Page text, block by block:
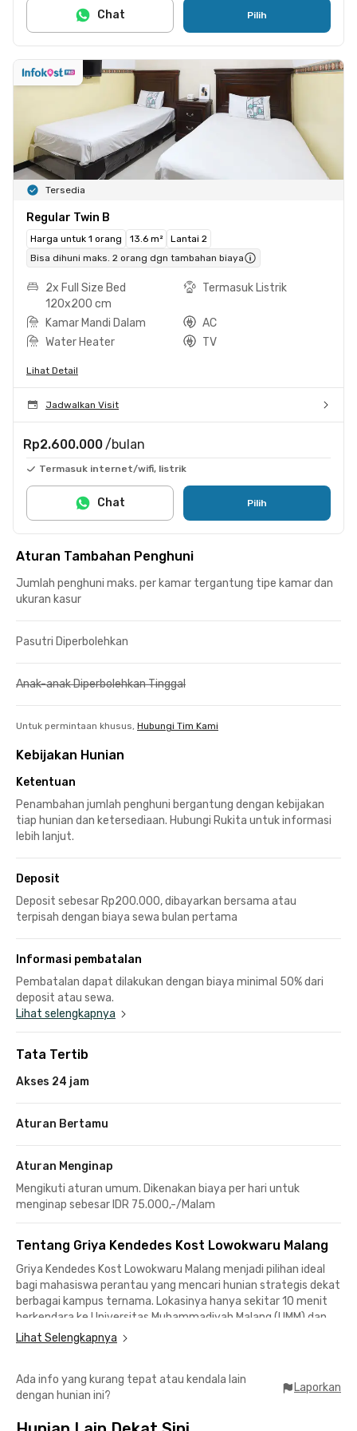
Pilih
Chat
Tersedia
Regular Twin B
Harga untuk 1 orang 13.6 m²
Lantai 2
Bisa dihuni maks. 2 orang dgn tambahan biaya
2x Full Size Bed
120x200 cm
Termasuk Listrik
Kamar Mandi Dalam
AC
Water Heater
TV
Lihat Detail
Jadwalkan Visit
Rp2.600.000 /bulan
Termasuk internet/wifi, listrik
Pilih
Chat
Aturan Tambahan Penghuni
Jumlah penghuni maks. per kamar tergantung tipe kamar dan
ukuran kasur
Pasutri Diperbolehkan
Anak-anak Diperbolehkan Tinggal
Untuk permintaan khusus, Hubungi Tim Kami
Kebijakan Hunian
Ketentuan
Penambahan jumlah penghuni bergantung dengan kebijakan
tiap hunian dan ketersediaan. Hubungi Rukita untuk informasi
lebih lanjut.
Deposit
Deposit sebesar Rp200.000, dibayarkan bersama atau
terpisah dengan biaya sewa bulan pertama
Informasi pembatalan
Pembatalan dapat dilakukan dengan biaya minimal 50% dari
deposit atau sewa.
Lihat selengkapnya
Tata Tertib
Akses 24 jam
Aturan Bertamu
Aturan Menginap
Mengikuti aturan umum. Dikenakan biaya per hari untuk
menginap sebesar IDR 75.000,-/Malam
Tentang Griya Kendedes Kost Lowokwaru Malang
Griya Kendedes Kost Lowokwaru Malang menjadi pilihan ideal
bagi mahasiswa perantau yang mencari hunian strategis dekat
berbagai kampus ternama. Lokasinya hanya sekitar 10 menit
berkendara ke Universitas Muhammadiyah Malang (UMM) dan
Universitas Brawijaya. Sementara itu, Universitas Negeri
Malang dan UIN Maulana Malik Ibrahim Malang dapat dijangkau
Lingkungan sekitar kost Malang ini juga dipenuhi beragam
Lihat Selengkapnya
Ada info yang kurang tepat atau kendala lain
dengan hunian ini?
Laporkan